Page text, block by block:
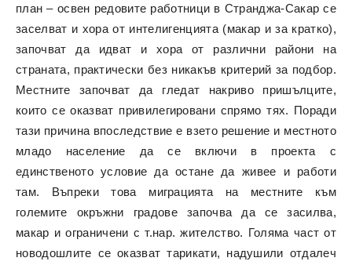
план – освен редовите работници в Странджа-Сакар се
заселват и хора от интелигенцията (макар и за кратко),
започват да идват и хора от различни райони на
страната, практически без никакъв критерий за подбор.
Местните започват да гледат накриво пришълците,
които се оказват привилегировани спрямо тях. Поради
тази причина впоследствие е взето решение и местното
младо население да се включи в проекта с
единственото условие да остане да живее и работи
там. Въпреки това миграцията на местните към
големите окръжни градове започва да се засилва,
макар и ограничени с т.нар. жителство. Голяма част от
новодошлите се оказват тарикати, надушили отдалеч